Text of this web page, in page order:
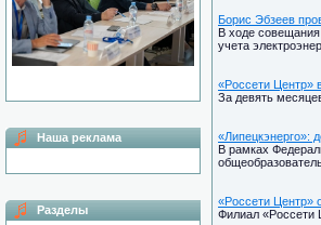
Наша реклама
Разделы
Борис Эбзеев
В ходе
учета
«Россети Центр»
За девять
«Липецкэнерго»:
В рамках
«Россети Центр»
Филиал «Россети